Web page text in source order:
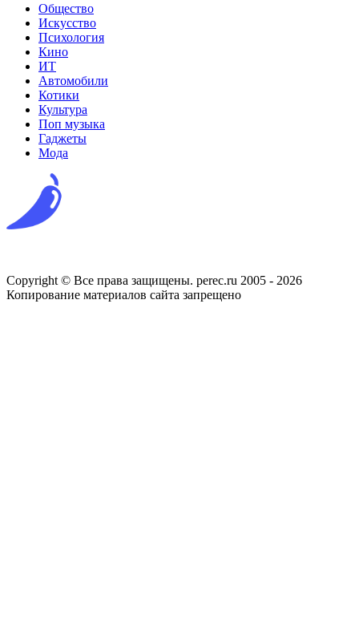
Общество
Искусство
Психология
Кино
ИТ
Автомобили
Котики
Культура
Поп музыка
Гаджеты
Мода
Copyright © Все права защищены. perec.ru 2005 - 2026
Копирование материалов сайта запрещено